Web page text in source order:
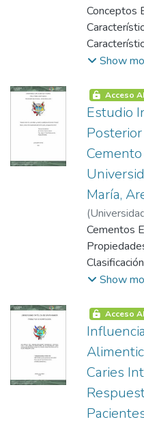
2006-06-
Conceptos
Ósea
Tipos de
Trauma
Ósea en la
Ósea
Enfoque
Show
Acceso
Estudio
María,
(
2006-06-
Cementos
Como Se
Portland
Iso 6876
Show
Acceso
Caries